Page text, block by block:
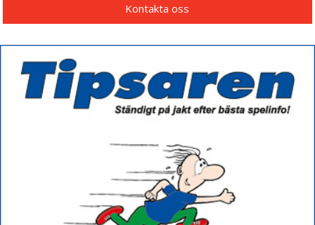
Kontakta oss